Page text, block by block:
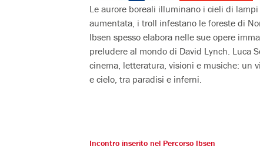
Le aurore boreali illuminano i cieli di
aumentata, i troll infestano le foreste di
Ibsen spesso elabora nelle sue opere
preludere al mondo di David Lynch. Luca
cinema, letteratura, visioni e musiche: un
e cielo, tra paradisi e inferni.
Incontro inserito nel Percorso Ibsen